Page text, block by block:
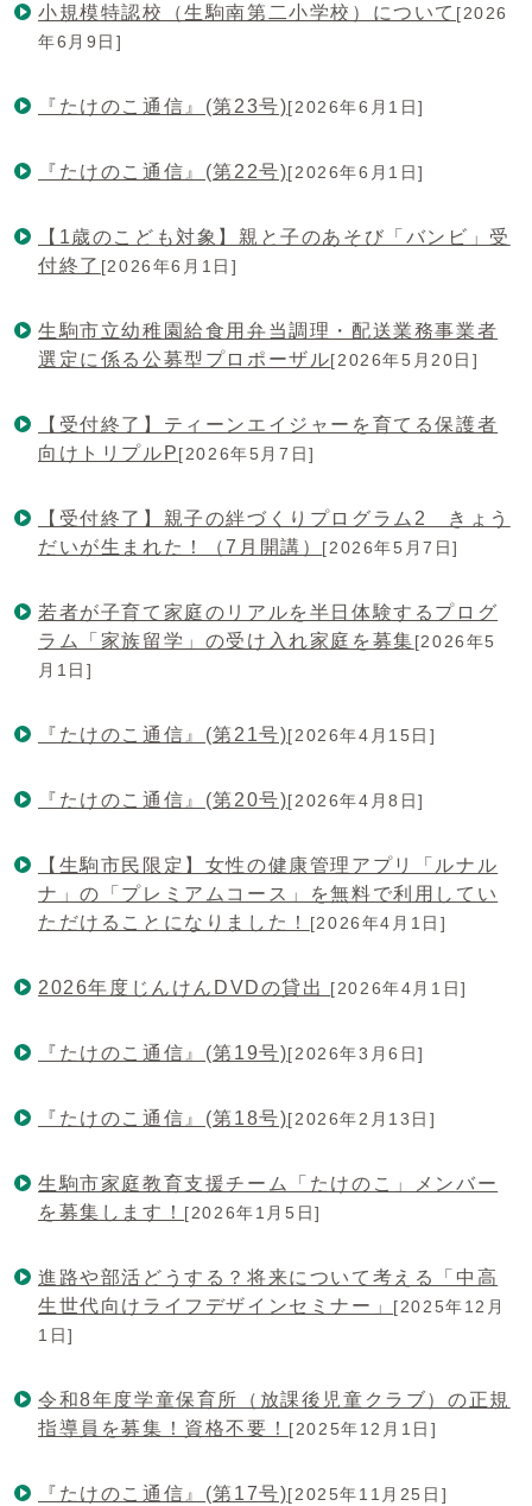
小規模特認校（生駒南第二小学校）について [2026
年6月9日]
『たけのこ通信』(第23号)[2026年6月1日]
『たけのこ通信』(第22号)[2026年6月1日]
【1歳のこども対象】親と子のあそび「バンビ」受
付終了 [2026年6月1日]
生駒市立幼稚園給食用弁当調理・配送業務事業者
選定に係る公募型プロポーザル[2026年5月20日]
【受付終了】ティーンエイジャーを育てる保護者
向けトリプルP[2026年5月7日]
【受付終了】親子の絆づくりプログラム2 きょう
だいが生まれた！（7月開講） [2026年5月7日]
若者が子育て家庭のリアルを半日体験するプログ
ラム「家族留学」の受け入れ家庭を募集[2026年5
月1日]
『たけのこ通信』(第21号)[2026年4月15日]
『たけのこ通信』(第20号)[2026年4月8日]
【生駒市民限定】女性の健康管理アプリ「ルナル
ナ」の「プレミアムコース」を無料で利用してい
ただけることになりました！
[2026年4月1日]
2026年度じんけんDVDの貸出 [2026年4月1日]
『たけのこ通信』(第19号)[2026年3月6日]
『たけのこ通信』(第18号)[2026年2月13日]
生駒市家庭教育支援チーム「たけのこ」メンバー
を募集します！ [2026年1月5日]
進路や部活どうする？将来について考える「中高
生世代向けライフデザインセミナー」 [2025年12月
1日]
令和8年度学童保育所（放課後児童クラブ）の正規
指導員を募集！資格不要！ [2025年12月1日]
『たけのこ通信』(第17号)[2025年11月25日]